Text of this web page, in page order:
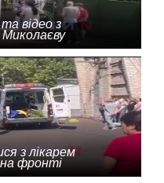
відео з
Миколаєву
з лікарем
фронті